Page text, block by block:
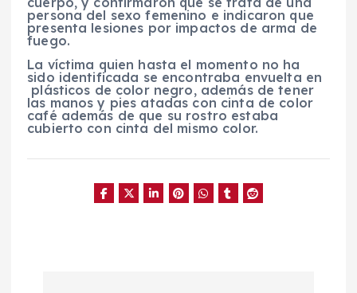
persona del sexo femenino e indicaron que
presenta lesiones por impactos de arma de
fuego.
La víctima quien hasta el momento no ha
sido identificada se encontraba envuelta en
plásticos de color negro, además de tener
las manos y pies atadas con cinta de color
café además de que su rostro estaba
cubierto con cinta del mismo color.